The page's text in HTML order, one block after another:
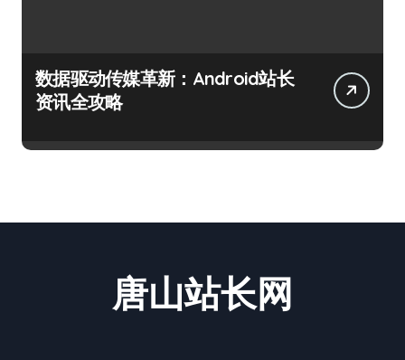
数据驱动传媒革新：Android站长
资讯全攻略
唐山站长网